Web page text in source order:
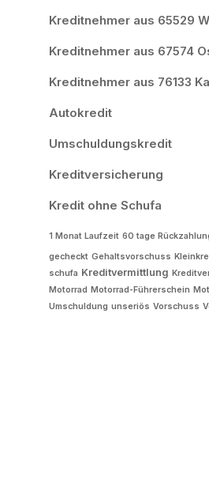
Kreditnehmer aus 65529
Kreditnehmer aus 67574
Kreditnehmer aus 76133
Autokredit
Umschuldungskredit
Kreditversicherung
Kredit ohne Schufa
1 Monat Laufzeit 60 tage
gecheckt Gehaltsvorschuss
schufa Kreditvermittlung
Motorrad Motorrad-Führerschein
Umschuldung unseriös Vorschuss